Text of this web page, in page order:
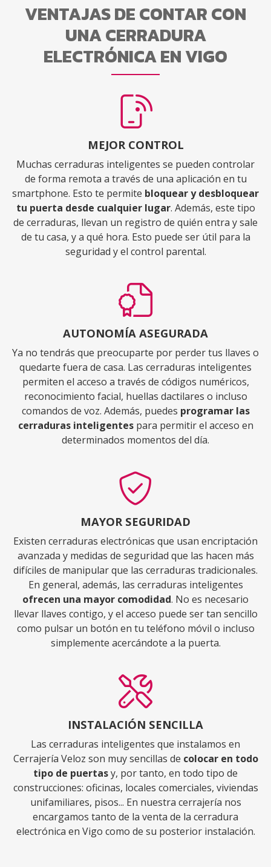
VENTAJAS DE CONTAR CON
UNA CERRADURA
ELECTRÓNICA EN VIGO
MEJOR CONTROL
Muchas cerraduras inteligentes se pueden controlar
de forma remota a través de una aplicación en tu
smartphone. Esto te permite bloquear y desbloquear
tu puerta desde cualquier lugar. Además, este tipo
de cerraduras, llevan un registro de quién entra y sale
de tu casa, y a qué hora. Esto puede ser útil para la
seguridad y el control parental.
AUTONOMÍA ASEGURADA
Ya no tendrás que preocuparte por perder tus llaves o
quedarte fuera de casa. Las cerraduras inteligentes
permiten el acceso a través de códigos numéricos,
reconocimiento facial, huellas dactilares o incluso
comandos de voz. Además, puedes programar las
cerraduras inteligentespara permitir el acceso en
determinados momentos del día.
MAYOR SEGURIDAD
Existen cerraduras electrónicas que usan encriptación
avanzada y medidas de seguridad que las hacen más
difíciles de manipular que las cerraduras tradicionales.
En general, además, las cerraduras inteligentes
ofrecen una mayor comodidad. No es necesario
llevar llaves contigo, y el acceso puede ser tan sencillo
como pulsar un botón en tu teléfono móvil o incluso
simplemente acercándote a la puerta.
INSTALACIÓN SENCILLA
Las cerraduras inteligentes que instalamos en
Cerrajería Veloz son muy sencillas de colocar en todo
tipo de puertasy, por tanto, en todo tipo de
construcciones: oficinas, locales comerciales, viviendas
unifamiliares, pisos... En nuestra cerrajería nos
encargamos tanto de la venta de la cerradura
electrónica en Vigo como de su posterior instalación.